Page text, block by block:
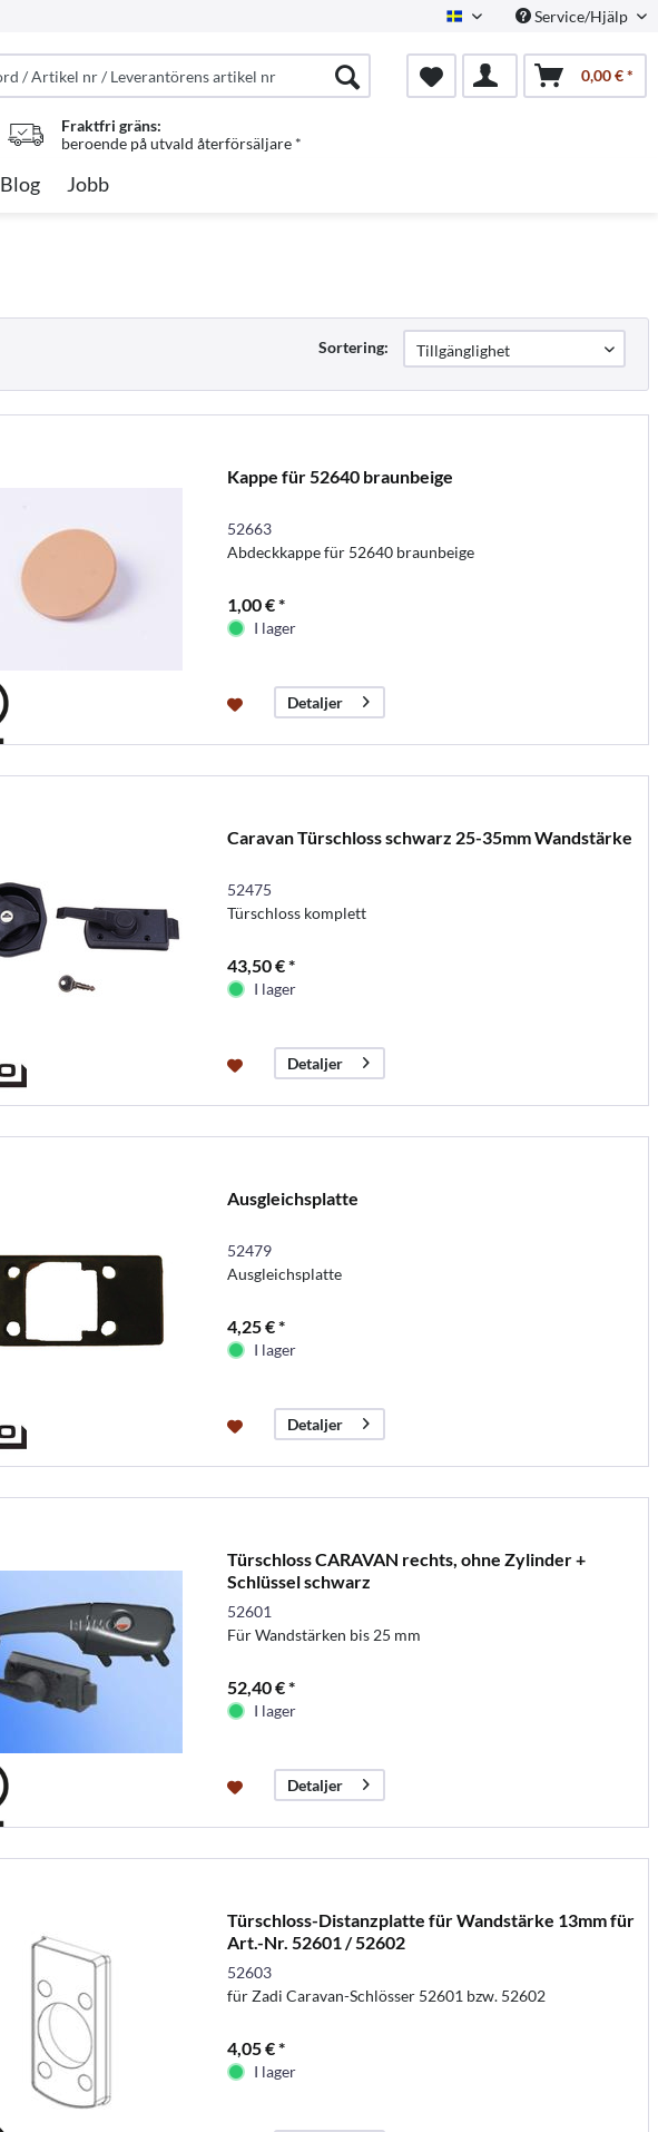
Swedish Service/Hjälp
0,00 € *
Fraktfri gräns:
beroende på utvald återförsäljare *
Blog Jobb
Sortering:
Kappe für 52640 braunbeige
52663
Abdeckkappe für 52640 braunbeige
1,00 € *
I lager
Detaljer
Caravan Türschloss schwarz 25-35mm Wandstärke
52475
Türschloss komplett
43,50 € *
I lager
Detaljer
Ausgleichsplatte
52479
Ausgleichsplatte
4,25 € *
I lager
Detaljer
Türschloss CARAVAN rechts, ohne Zylinder +
Schlüssel schwarz
52601
Für Wandstärken bis 25 mm
52,40 € *
I lager
Detaljer
Türschloss-Distanzplatte für Wandstärke 13mm für
Art.-Nr. 52601 / 52602
52603
für Zadi Caravan-Schlösser 52601 bzw. 52602
4,05 € *
I lager